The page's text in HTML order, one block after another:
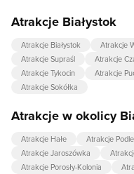
Atrakcje Białystok
Atrakcje Białystok Atrakcje
Atrakcje Supraśl
Atrakcje
Atrakcje Tykocin
Atrakcje
Atrakcje Sokółka
Atrakcje w okolicy
Atrakcje Hałe Atrakcje
Atrakcje Jaroszówka
Atrakcje Porosły-Kolonia